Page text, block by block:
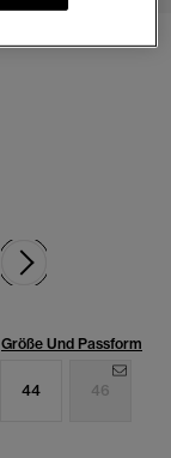
Größe Und Passform
44 46